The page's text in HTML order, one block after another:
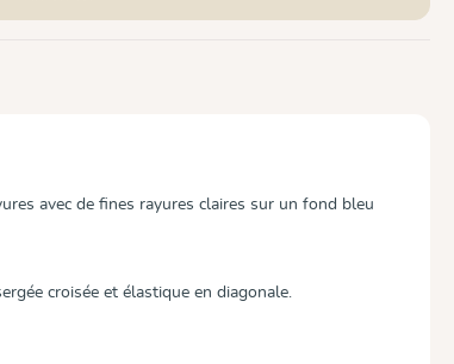
avec de fines rayures claires sur un fond bleu
croisée et élastique en diagonale.